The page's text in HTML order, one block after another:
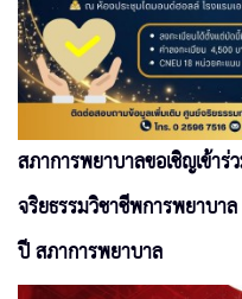
สภาการพยาบาลขอเชิญเข้า
จริยธรรมวิชาชีพการพยาบา
ปี สภาการพยาบาล